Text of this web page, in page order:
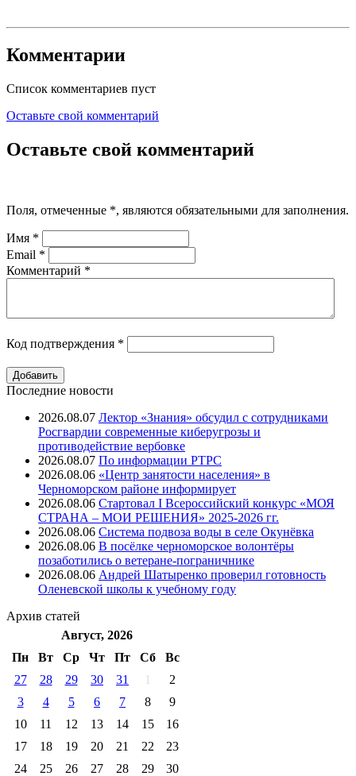
Комментарии
Список комментариев пуст
Оставьте свой комментарий
Оставьте свой комментарий
Поля, отмеченные *, являются обязательными для заполнения.
Имя *
Email *
Комментарий *
Код подтверждения *
Последние новости
2026.08.07 Лектор «Знания» обсудил с сотрудниками
Росгвардии современные киберугрозы и
противодействие вербовке
2026.08.07 ⁠По информации РТРС
2026.08.06 «Центр занятости населения» в
Черноморском районе информирует
2026.08.06 Стартовал I Всероссийский конкурс «МОЯ
СТРАНА – МОИ РЕШЕНИЯ» 2025-2026 гг.
2026.08.06 Система подвоза воды в селе Окунёвка
2026.08.06 В посёлке черноморское волонтёры
позаботились о ветеране-пограничнике
2026.08.06 Андрей Шатыренко проверил готовность
Оленевской школы к учебному году
Архив статей
Август, 2026
Пн
Вт Ср Чт Пт Cб
Вс
27
28 29 30 31 1
2
3
4 5 6 7 8
9
10
11 12 13 14 15
16
17
18 19 20 21 22
23
24
25 26 27 28 29
30